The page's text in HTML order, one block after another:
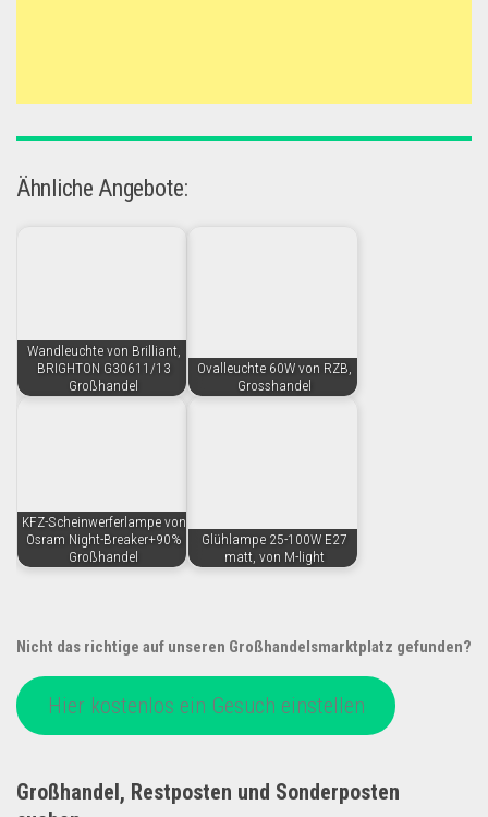
Ähnliche Angebote:
Wandleuchte von Brilliant,
BRIGHTON G30611/13
Großhandel
Ovalleuchte 60W von RZB,
Grosshandel
KFZ-Scheinwerferlampe von
Osram Night-Breaker+90%
Großhandel
Glühlampe 25-100W E27
matt, von M-light
Nicht das richtige auf unseren Großhandelsmarktplatz gefunden?
Hier kostenlos ein Gesuch einstellen
Großhandel, Restposten und Sonderposten